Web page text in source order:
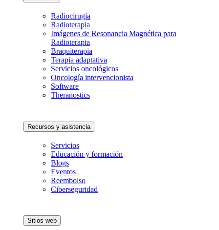
Radiocirugía
Radioterapia
Imágenes de Resonancia Magnética para
Radioterapia
Braquiterapia
Terapia adaptativa
Servicios oncológicos
Oncología intervencionista
Software
Theranostics
Recursos y asistencia
Servicios
Educación y formación
Blogs
Eventos
Reembolso
Ciberseguridad
Sitios web